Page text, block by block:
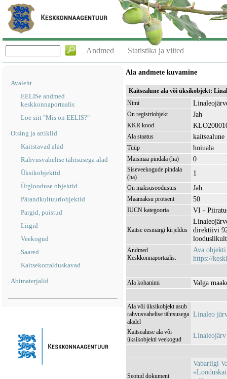
Andmed Statistika ja viited
Avaleht
EELISe andmed
keskkonnaportaalis
Loe siit "Mis on EELIS?"
Otsing ja artiklid
Kaitstavad alad
Rahvusvahelise tähtsusega alad
Üksikobjektid
Ürglooduse objektid
Pärandkultuuriobjektid
Pargid, puistud
Liigid
Veekogud
Saared
Kaitsekorralduskavad
Abimaterjalid
Ala andmete kuvamine
Kaitsealune ala või üksikobjekt:
Nimi
On registriobjekt Jah
KKR kood
Ala staatus kaitsealune
Tüüp hoiuala
Maismaa pindala (ha) 0
Siseveekogude pindala
(ha)
1
On maksusoodustus Jah
Maamaksu protsent 50
IUCN kategooria VI -
Kaitse eesmärgi kirjeldus
direktiivi
Andmed
Keskkonnaportaalis:
Ava objekti
https://
Ala kohanimi Valga
Ala või üksikobjekt asub
rahvusvahelise tähtsusega
aladel
Linaleo
Kaitsealuse ala või
üksikobjekti veekogud
Seotud dokument
Vabariigi